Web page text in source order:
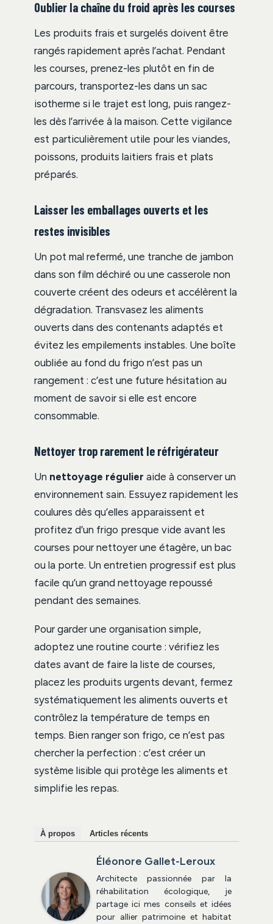
Oublier la chaîne du froid après les courses
Les produits frais et surgelés doivent être
rangés rapidement après l’achat. Pendant
les courses, prenez-les plutôt en fin de
parcours, transportez-les dans un sac
isotherme si le trajet est long, puis rangez-
les dès l’arrivée à la maison. Cette vigilance
est particulièrement utile pour les viandes,
poissons, produits laitiers frais et plats
préparés.
Laisser les emballages ouverts et les
restes invisibles
Un pot mal refermé, une tranche de jambon
dans son film déchiré ou une casserole non
couverte créent des odeurs et accélèrent la
dégradation. Transvasez les aliments
ouverts dans des contenants adaptés et
évitez les empilements instables. Une boîte
oubliée au fond du frigo n’est pas un
rangement : c’est une future hésitation au
moment de savoir si elle est encore
consommable.
Nettoyer trop rarement le réfrigérateur
Un nettoyage régulier aide à conserver un
environnement sain. Essuyez rapidement les
coulures dès qu’elles apparaissent et
profitez d’un frigo presque vide avant les
courses pour nettoyer une étagère, un bac
ou la porte. Un entretien progressif est plus
facile qu’un grand nettoyage repoussé
pendant des semaines.
Pour garder une organisation simple,
adoptez une routine courte : vérifiez les
dates avant de faire la liste de courses,
placez les produits urgents devant, fermez
systématiquement les aliments ouverts et
contrôlez la température de temps en
temps. Bien ranger son frigo, ce n’est pas
chercher la perfection : c’est créer un
système lisible qui protège les aliments et
simplifie les repas.
À propos Articles récents
Éléonore Gallet-Leroux
Architecte passionnée par la
réhabilitation écologique, je
partage ici mes conseils et idées
pour allier patrimoine et habitat